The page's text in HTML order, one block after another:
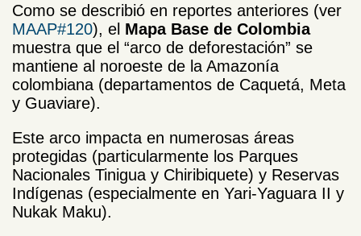
Como se describió en reportes anteriores (ver
MAAP#120), el Mapa Base de Colombia
muestra que el “arco de deforestación” se
mantiene al noroeste de la Amazonía
colombiana (departamentos de Caquetá, Meta
y Guaviare).
Este arco impacta en numerosas áreas
protegidas (particularmente los Parques
Nacionales Tinigua y Chiribiquete) y Reservas
Indígenas (especialmente en Yari-Yaguara II y
Nukak Maku).